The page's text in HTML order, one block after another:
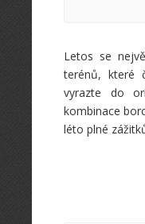
Letos se
terénů, které
vyrazte do
kombinace
léto plné